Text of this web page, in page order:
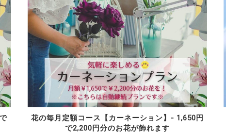
花の毎月定額コース【カーネーション】- 1,650円
で2,200円分のお花が飾れます